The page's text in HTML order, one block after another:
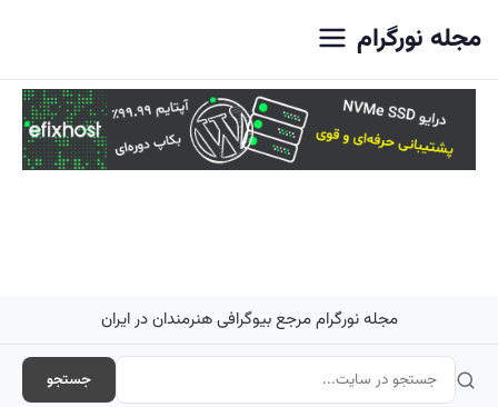
مجله نورگرام
مجله نورگرام مرجع بیوگرافی هنرمندان در ایران
جستجو